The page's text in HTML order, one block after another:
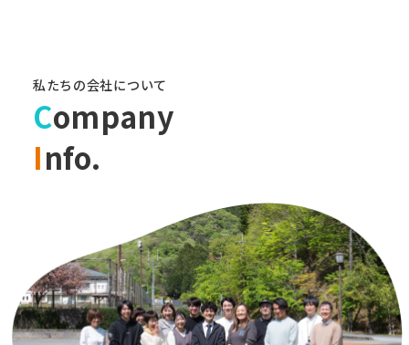
私たちの会社について
Company
Info.